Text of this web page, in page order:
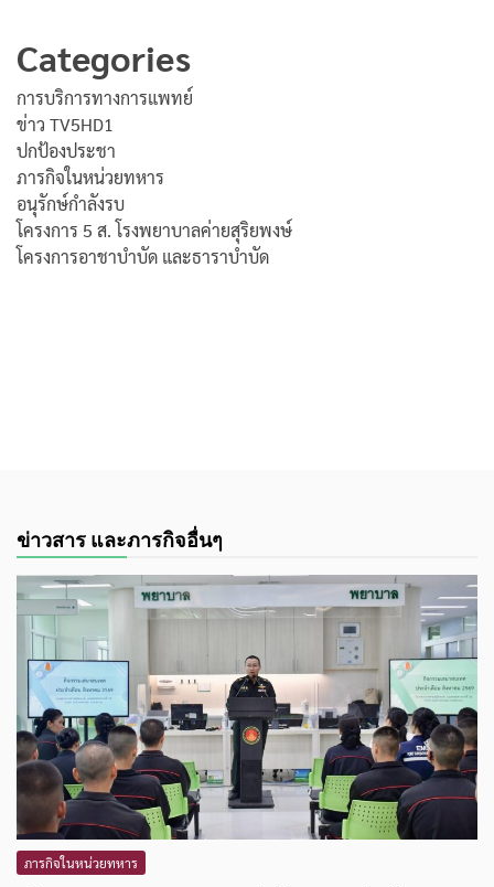
Categories
การบริการทางการแพทย์
ข่าว TV5HD1
ปกป้องประชา
ภารกิจในหน่วยทหาร
อนุรักษ์กำลังรบ
โครงการ 5 ส. โรงพยาบาลค่ายสุริยพงษ์
โครงการอาชาบำบัด และธาราบำบัด
ข่าวสาร และภารกิจอื่นๆ
ภารกิจในหน่วยทหาร